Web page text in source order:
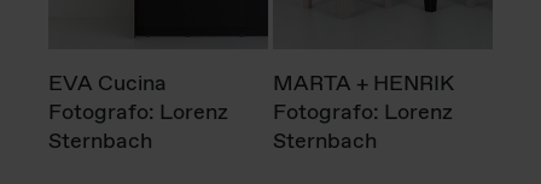
EVA Cucina
Fotografo: Lorenz
Sternbach
MARTA + HENRIK
Fotografo: Lorenz
Sternbach